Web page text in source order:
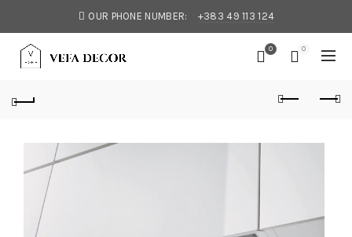
OUR PHONE NUMBER: +383 49 113 124
0 0